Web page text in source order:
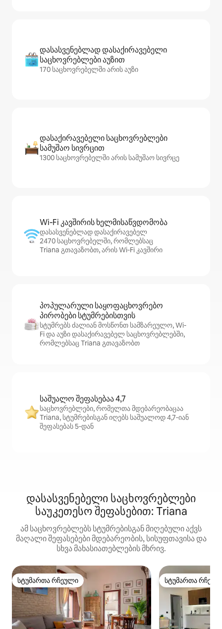
დასასვენებლად დასაქირავებელი
საცხოვრებლები აუზით
170 საცხოვრებელში არის აუზი
დასაქირავებელი საცხოვრებლები
სამუშაო სივრცით
1300 საცხოვრებელში არის სამუშაო სივრცე
Wi‑Fi კავშირის ხელმისაწვდომობა
დასასვენებლად დასაქირავებელ
2470 საცხოვრებელში, რომლებსაც
Triana გთავაზობთ, არის Wi‑Fi კავშირი
პოპულარული საყოფაცხოვრებო
პირობები სტუმრებისთვის
სტუმრებს ძალიან მოსწონთ სამზარეულო, Wi-
Fi და აუზი დასაქირავებელ საცხოვრებლებში,
რომლებსაც Triana გთავაზობთ
საშუალო შეფასებაა 4,7
საცხოვრებლები, რომელთა მდებარეობაცაა
Triana, სტუმრებისგან იღებს საშუალოდ 4,7‑იან
შეფასებას 5‑დან
დასასვენებელი საცხოვრებლები
საუკეთესო შეფასებით: Triana
ამ საცხოვრებლებს სტუმრებისგან მიღებული აქვს
მაღალი შეფასებები მდებარეობის, სისუფთავისა და
სხვა მახასიათებლების მხრივ.
სტუმართა რჩეული
სტუმართა რჩეული სტუმართა
სტუმართა